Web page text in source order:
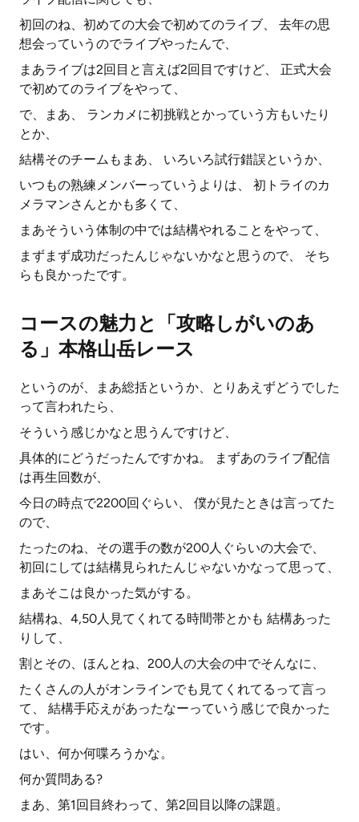
初回のね、初めての大会で初めてのライブ、 去年の思
想会っていうのでライブやったんで、
まあライブは2回目と言えば2回目ですけど、 正式大会
で初めてのライブをやって、
で、まあ、 ランカメに初挑戦とかっていう方もいたり
とか、
結構そのチームもまあ、 いろいろ試行錯誤というか、
いつもの熟練メンバーっていうよりは、 初トライのカ
メラマンさんとかも多くて、
まあそういう体制の中では結構やれることをやって、
まずまず成功だったんじゃないかなと思うので、 そち
らも良かったです。
コースの魅力と「攻略しがいのあ
る」本格山岳レース
というのが、まあ総括というか、とりあえずどうでした
って言われたら、
そういう感じかなと思うんですけど、
具体的にどうだったんですかね。 まずあのライブ配信
は再生回数が、
今日の時点で2200回ぐらい、 僕が見たときは言ってた
ので、
たったのね、その選手の数が200人ぐらいの大会で、
初回にしては結構見られたんじゃないかなって思って、
まあそこは良かった気がする。
結構ね、4,50人見てくれてる時間帯とかも 結構あった
りして、
割とその、ほんとね、200人の大会の中でそんなに、
たくさんの人がオンラインでも見てくれてるって言っ
て、 結構手応えがあったなーっていう感じで良かった
です。
はい、何か何喋ろうかな。
何か質問ある?
まあ、第1回目終わって、第2回目以降の課題。